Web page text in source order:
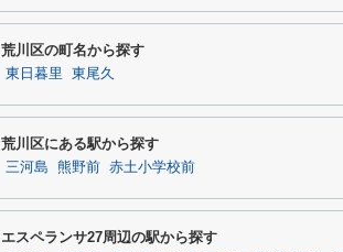
荒川区の町名から探す
東日暮里 東尾久
荒川区にある駅から探す
三河島 熊野前 赤土小学校前
エスペランサ27周辺の駅から探す